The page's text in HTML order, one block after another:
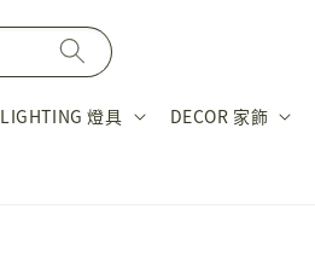
LIGHTING 燈具 DECOR 家飾